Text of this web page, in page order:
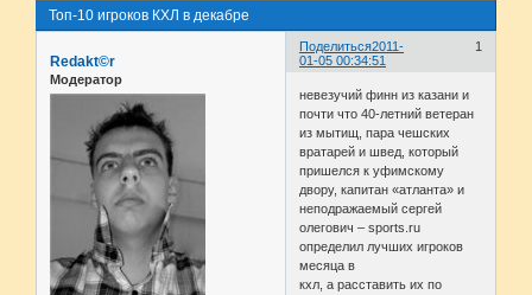
Топ-10 игроков КХЛ в декабре
Поделиться 1
2011-
01-05 00:34:51
Redakt©r
Модератор
невезучий финн из казани и
почти что 40-летний ветеран
из мытищ, пара чешских
вратарей и швед, который
пришелся к уфимскому
двору, капитан «атланта» и
неподражаемый сергей
олегович – sports.ru
определил лучших игроков
месяца в
кхл, а расставить их по